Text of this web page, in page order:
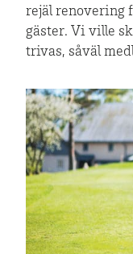
rejäl renovering
gäster. Vi ville
trivas, såväl